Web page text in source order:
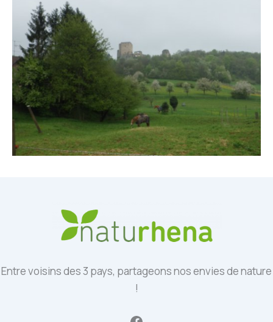
Entre voisins des 3 pays, partageons nos envies de nature
!